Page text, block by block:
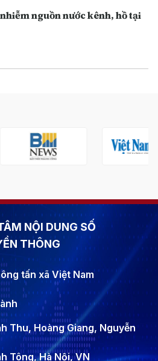
nguồn nước kênh, hồ tại
NỘI DUNG SỐ
THÔNG
tấn xã Việt Nam
Thu, Hoàng Giang, Nguyễn
Tông, Hà Nội, VN